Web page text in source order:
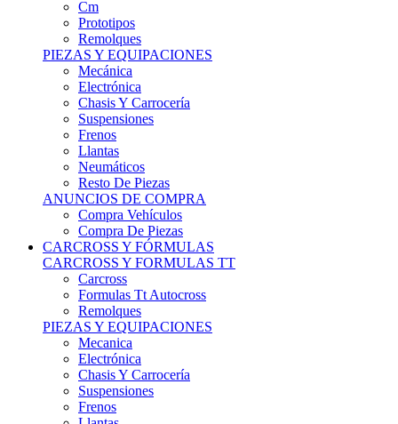
Cm
Prototipos
Remolques
PIEZAS Y EQUIPACIONES
Mecánica
Electrónica
Chasis Y Carrocería
Suspensiones
Frenos
Llantas
Neumáticos
Resto De Piezas
ANUNCIOS DE COMPRA
Compra Vehículos
Compra De Piezas
CARCROSS Y FÓRMULAS
CARCROSS Y FORMULAS TT
Carcross
Formulas Tt Autocross
Remolques
PIEZAS Y EQUIPACIONES
Mecanica
Electrónica
Chasis Y Carrocería
Suspensiones
Frenos